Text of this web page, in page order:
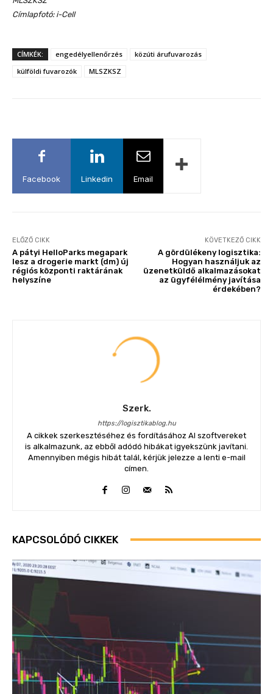
Címlapfotó: i-Cell
CÍMKÉK: engedélyellenőrzés
közúti árufuvarozás
külföldi fuvarozók
MLSZKSZ
Facebook Linkedin Email
ELŐZŐ CIKK
A pátyi HelloParks megapark
lesz a drogerie markt (dm) új
régiós központi raktárának
helyszíne
KÖVETKEZŐ CIKK
A gördülékeny logisztika:
Hogyan használjuk az
üzenetküldő alkalmazásokat
az ügyfélélmény javítása
érdekében?
Szerk.
https://logisztikablog.hu
A cikkek szerkesztéséhez és fordításához AI szoftvereket
is alkalmazunk, az ebből adódó hibákat igyekszünk javítani.
Amennyiben mégis hibát talál, kérjük jelezze a lenti e-mail
címen.
KAPCSOLÓDÓ CIKKEK